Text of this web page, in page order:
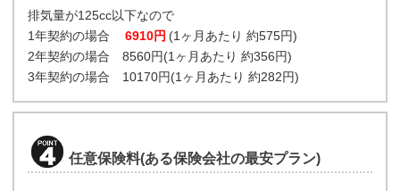
排気量が125cc以下なので
1年契約の場合
6910円 (1ヶ月あたり 約575円)
2年契約の場合 8560円(1ヶ月あたり 約356円)
3年契約の場合 10170円(1ヶ月あたり 約282円)
任意保険料(ある保険会社の最安プラン)